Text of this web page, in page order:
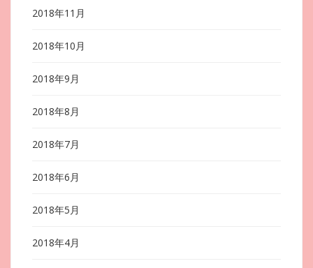
2018年11月
2018年10月
2018年9月
2018年8月
2018年7月
2018年6月
2018年5月
2018年4月